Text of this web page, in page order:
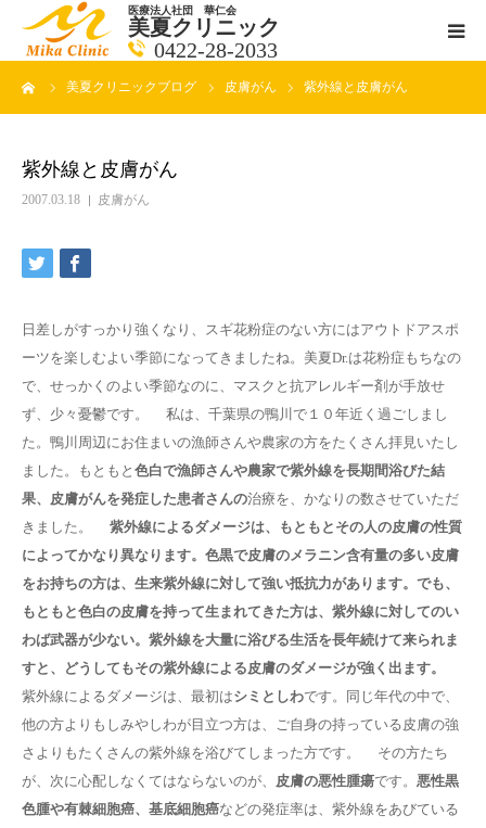
医療法人社団 華仁会
美夏クリニック
0422-28-2033
美夏クリニックブログ 皮膚がん 紫外線と皮膚がん
紫外線と皮膚がん
2007.03.18 皮膚がん
日差しがすっかり強くなり、スギ花粉症のない方にはアウトドアスポ
ーツを楽しむよい季節になってきましたね。美夏Dr.は花粉症もちなの
で、せっかくのよい季節なのに、マスクと抗アレルギー剤が手放せ
ず、少々憂鬱です。 私は、千葉県の鴨川で１０年近く過ごしまし
た。鴨川周辺にお住まいの漁師さんや農家の方をたくさん拝見いたし
ました。もともと 色白で漁師さんや農家で紫外線を長期間浴びた結
果、皮膚がんを発症した患者さんの治療を、かなりの数させていただ
きました。 紫外線によるダメージは、もともとその人の皮膚の性質
によってかなり異なります。色黒で皮膚のメラニン含有量の多い皮膚
をお持ちの方は、生来紫外線に対して強い抵抗力があります。でも、
もともと色白の皮膚を持って生まれてきた方は、紫外線に対してのい
わば武器が少ない。紫外線を大量に浴びる生活を長年続けて来られま
すと、どうしてもその紫外線による皮膚のダメージが強く出ます。
紫外線によるダメージは、最初はシミとしわです。同じ年代の中で、
他の方よりもしみやしわが目立つ方は、ご自身の持っている皮膚の強
さよりもたくさんの紫外線を浴びてしまった方です。 その方たち
が、次に心配しなくてはならないのが、 皮膚の悪性腫瘍です。 悪性黒
色腫や有棘細胞癌、基底細胞癌などの発症率は、紫外線をあびている
医師紹介
アクセス
メールで相談
料金一覧 new